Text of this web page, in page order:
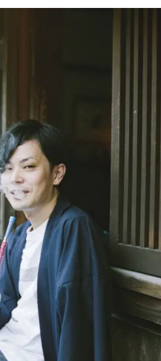
堺・泉州エリア
兵庫エリア
和歌山エリア
島根エリア
広島エリア
徳島エリア
愛媛エリア
福岡エリア
長崎エリア
大分エリア
鹿児島エリア